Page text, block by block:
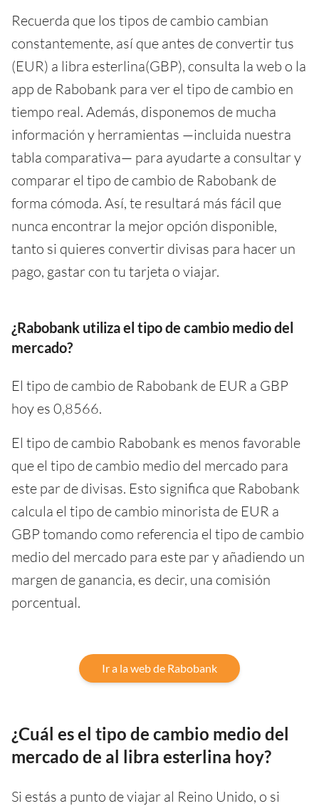
Recuerda que los tipos de cambio cambian
constantemente, así que antes de convertir tus
(EUR) a libra esterlina(GBP), consulta la web o la
app de Rabobank para ver el tipo de cambio en
tiempo real. Además, disponemos de mucha
información y herramientas —incluida nuestra
tabla comparativa— para ayudarte a consultar y
comparar el tipo de cambio de Rabobank de
forma cómoda. Así, te resultará más fácil que
nunca encontrar la mejor opción disponible,
tanto si quieres convertir divisas para hacer un
pago, gastar con tu tarjeta o viajar.
¿Rabobank utiliza el tipo de cambio medio del
mercado?
El tipo de cambio de Rabobank de EUR a GBP
hoy es 0,8566.
El tipo de cambio Rabobank es menos favorable
que el tipo de cambio medio del mercado para
este par de divisas. Esto significa que Rabobank
calcula el tipo de cambio minorista de EUR a
GBP tomando como referencia el tipo de cambio
medio del mercado para este par y añadiendo un
margen de ganancia, es decir, una comisión
porcentual.
Ir a la web de Rabobank
¿Cuál es el tipo de cambio medio del
mercado de al libra esterlina hoy?
Si estás a punto de viajar al Reino Unido, o si